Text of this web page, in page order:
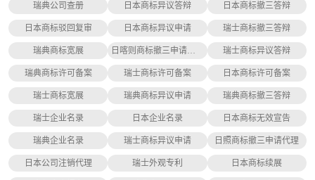
瑞典公司查册 日本商标异议答辩 日本商标撤三答辩
日本商标驳回复审 日本商标异议申请 瑞士商标撤三答辩
瑞典商标宽展 日喀则商标撤三申请代理 瑞士商标异议答辩
瑞典商标许可备案 瑞士商标许可备案 日本商标许可备案
瑞士商标宽展 瑞典商标异议申请 瑞典商标撤三答辩
瑞士企业名录 日本企业名录 日本商标无效宣告
瑞典企业名录 瑞士商标异议申请 日照商标撤三申请代理
日本公司注销代理 瑞士外观专利 日本商标续展